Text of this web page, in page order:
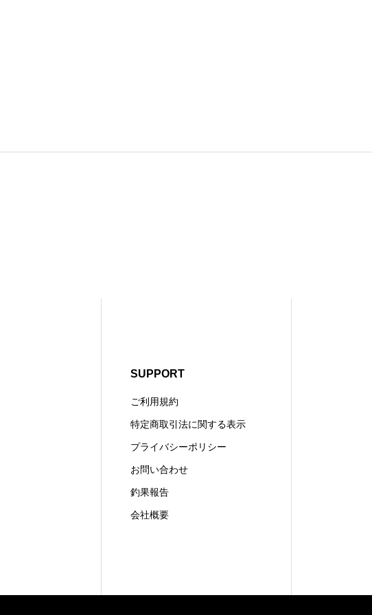
SUPPORT
ご利用規約
特定商取引法に関する表示
プライバシーポリシー
お問い合わせ
釣果報告
会社概要